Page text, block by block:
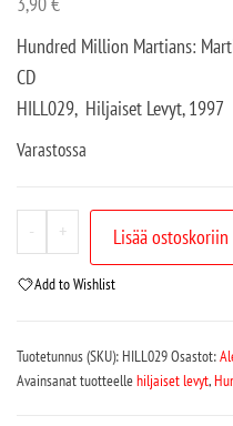
Hundred Million Martians:
CD
HILL029, Hiljaiset Levyt, 1997
Varastossa
- + Lisää ostoskoriin
Add to Wishlist
Tuotetunnus (SKU): HILL029Osastot:
Avainsanat tuotteellehiljaiset levyt,